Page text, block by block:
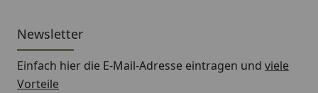
Newsletter
Einfach hier die E-Mail-Adresse eintragen und viele
Vorteile